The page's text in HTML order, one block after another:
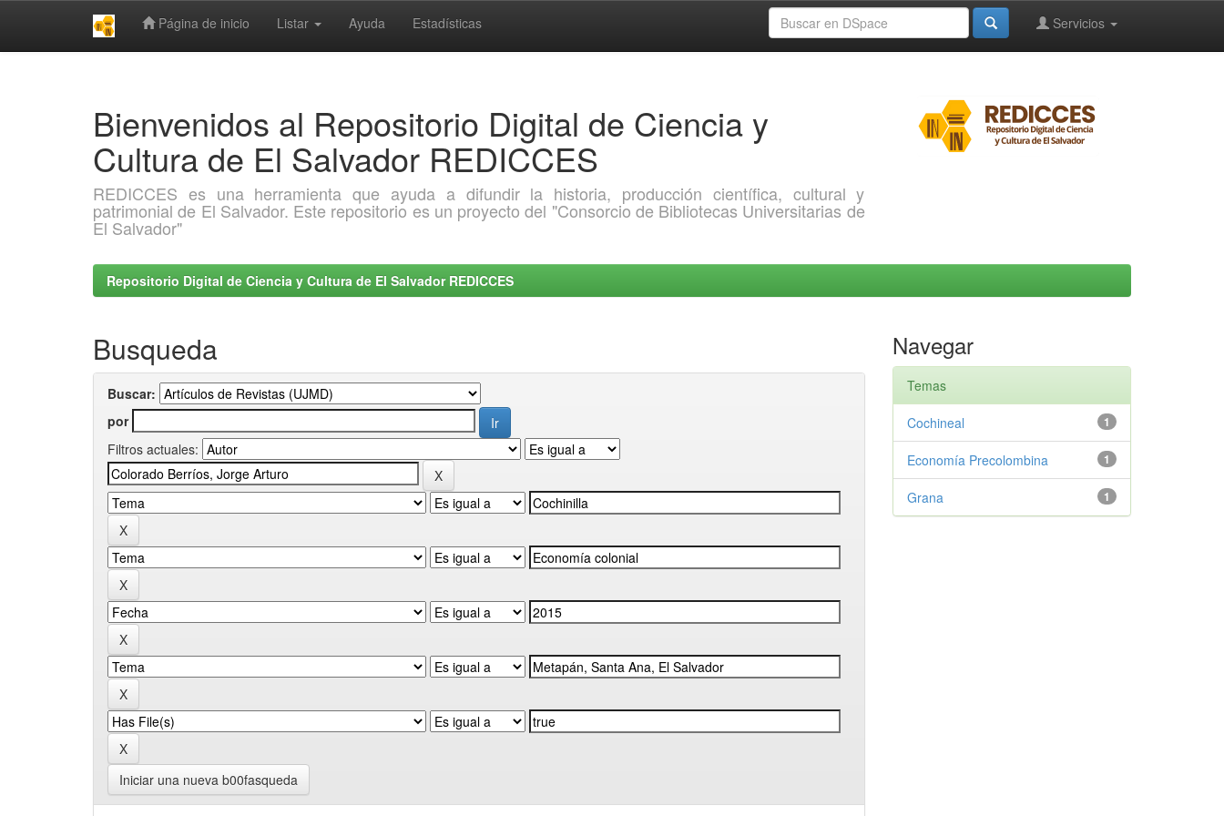
Página de inicio Listar Ayuda Estadísticas Servicios
Bienvenidos al Repositorio Digital de Ciencia y
Cultura de El Salvador REDICCES
REDICCES es una herramienta que ayuda a difundir la historia, producción científica, cultural y
patrimonial de El Salvador. Este repositorio es un proyecto del "Consorcio de Bibliotecas Universitarias de
El Salvador"
Repositorio Digital de Ciencia y Cultura de El Salvador REDICCES
Busqueda
Buscar:
por
Filtros actuales:
Iniciar una nueva b00fasqueda
Navegar
Temas
1
Cochineal
1
Economía Precolombina
1
Grana